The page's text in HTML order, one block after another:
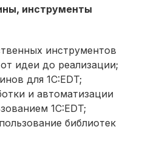
инструменты
инструментов
идеи до реализации;
для 1C:EDT;
и автоматизации
1C:EDT;
библиотек